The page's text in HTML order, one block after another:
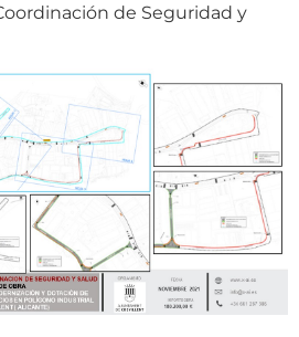
de Seguridad y